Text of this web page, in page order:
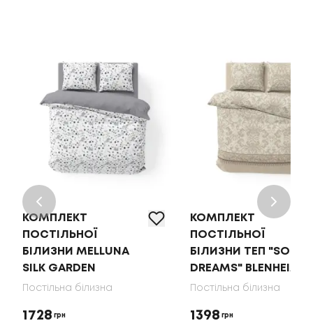
КОМПЛЕКТ
ПОСТІЛЬНОЇ
БІЛИЗНИ MELLUNA
SILK GARDEN
Постільна білизна
1728 грн
КОМПЛЕКТ
ПОСТІЛЬНОЇ
БІЛИЗНИ ТЕП "SOFT
DREAMS" BLENHEIM
Постільна білизна
1398 грн